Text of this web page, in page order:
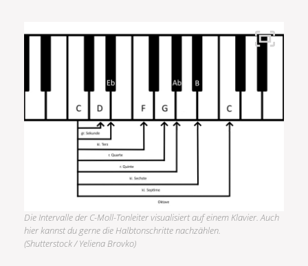
Die Intervalle der C-Moll-Tonleiter visualisiert auf einem Klavier. Auch
hier kannst du gerne die Halbtonschritte nachzählen.
(Shutterstock / Yeliena Brovko)